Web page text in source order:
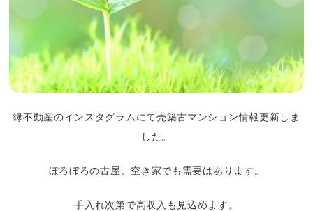
縁不動産のインスタグラムにて売築古マンション情報更新しま
した。
ぼろぼろの古屋、空き家でも需要はあります。
手入れ次第で高収入も見込めます。